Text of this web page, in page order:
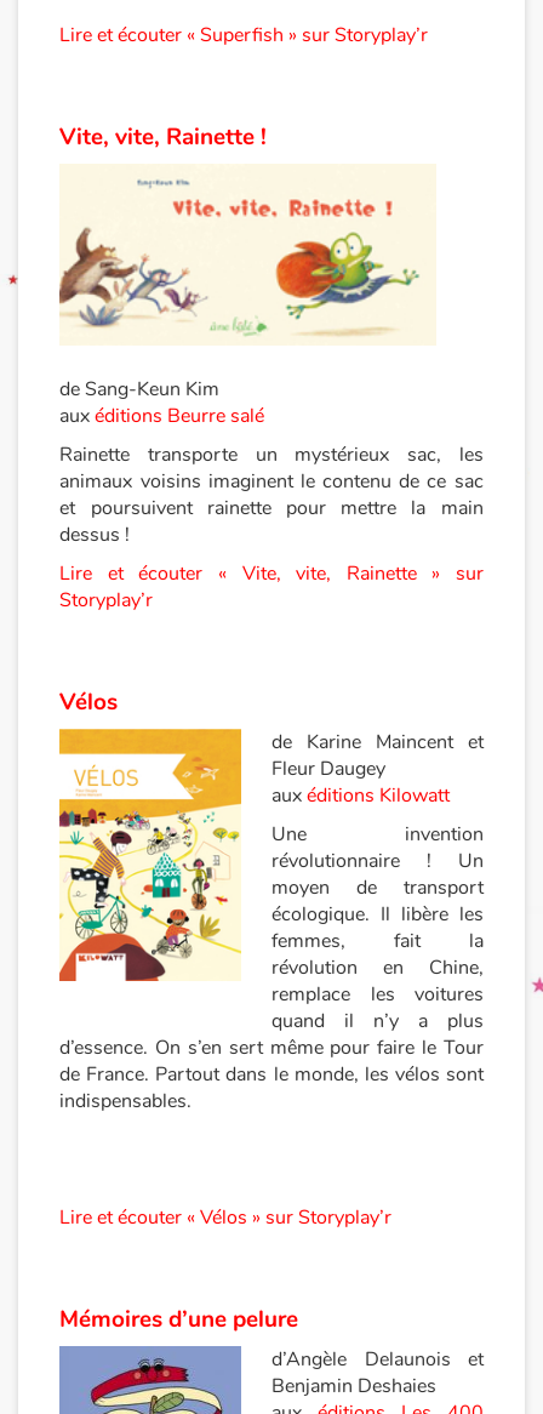
Autour de la lecture
Apprendre à lire
Livre audio
Activités et ateliers
Dyslexie, troubles de la lecture
Nos listes de lecture
Les plus lus
Coups de coeur
Lire et écouter « Superfish » sur Storyplay’r
Vite, vite, Rainette !
de Sang-Keun Kim
auxéditions Beurre salé
Rainette transporte un mystérieux sac, les
animaux voisins imaginent le contenu de ce sac
et poursuivent rainette pour mettre la main
dessus !
Lire et écouter « Vite, vite, Rainette » sur
Storyplay’r
Vélos
de Karine Maincent et
Fleur Daugey
auxéditions Kilowatt
Une invention
révolutionnaire ! Un
moyen de transport
écologique. Il libère les
femmes, fait la
révolution en Chine,
remplace les voitures
quand il n’y a plus
d’essence. On s’en sert même pour faire le Tour
de France. Partout dans le monde, les vélos sont
indispensables.
Lire et écouter « Vélos » sur Storyplay’r
Mémoires d’une pelure
d’Angèle Delaunois et
Benjamin Deshaies